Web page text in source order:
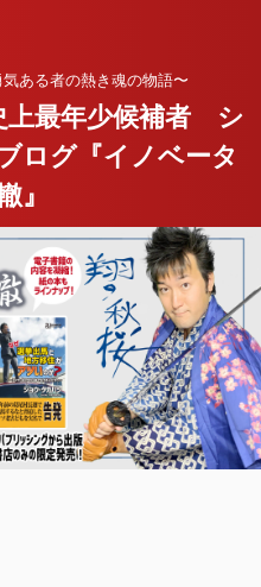
ある者の熱き魂の物語〜
上最年少候補者 シ
ログ『イノベータ
』